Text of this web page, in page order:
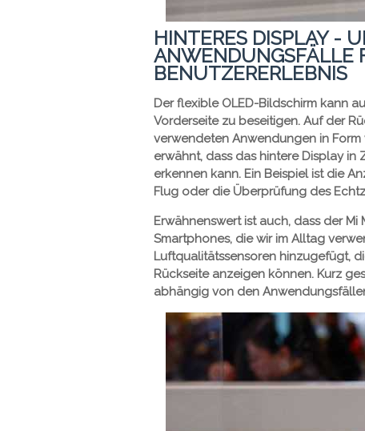
HINTERES DISPLAY -
ANWENDUNGSFÄLLE
BENUTZERERLEBNIS
Der flexible OLED-Bildschirm kann
Vorderseite zu beseitigen. Auf der
verwendeten Anwendungen in
erwähnt, dass das hintere Display in
erkennen kann. Ein Beispiel ist die
Flug oder die Überprüfung des
Erwähnenswert ist auch, dass der
Smartphones, die wir im Alltag
Luftqualitätssensoren hinzugefügt,
Rückseite anzeigen können. Kurz
abhängig von den